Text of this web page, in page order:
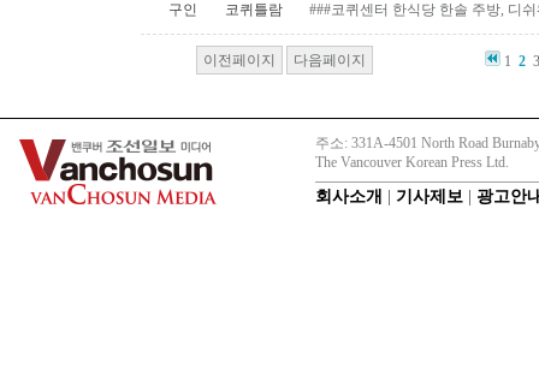
구인 코퀴틀람 ###코퀴센터 한식당 한솔 주방, 디
이전페이지 다음페이지 1 2
주소: 331A-4501 North Road
The Vancouver Korean Press Ltd.
회사소개 기사제보 광고안